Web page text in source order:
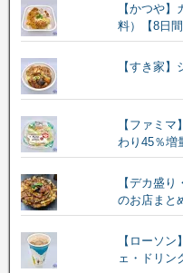
【かつや
料）【8日
【すき家
【ファミ
わり45％増
【デカ盛
のお店まと
【ローソ
ェ・ドリン